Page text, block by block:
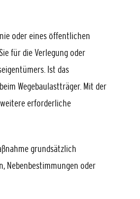
oder eines öffentlichen
für die Verlegung oder
Ist das
Wegebaulastträger. Mit der
erforderliche
grundsätzlich
Nebenbestimmungen oder